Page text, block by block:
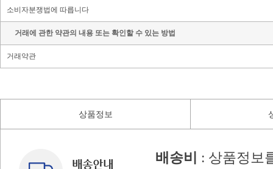
소비자분쟁법에 따릅니다
거래에 관한 약관의 내용 또는 확인할 수 있는 방법
거래약관
상품정보
배송비
: 상품정보